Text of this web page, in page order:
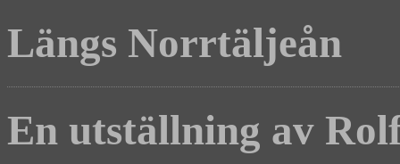
Längs Norrtäljeån
En utställning av